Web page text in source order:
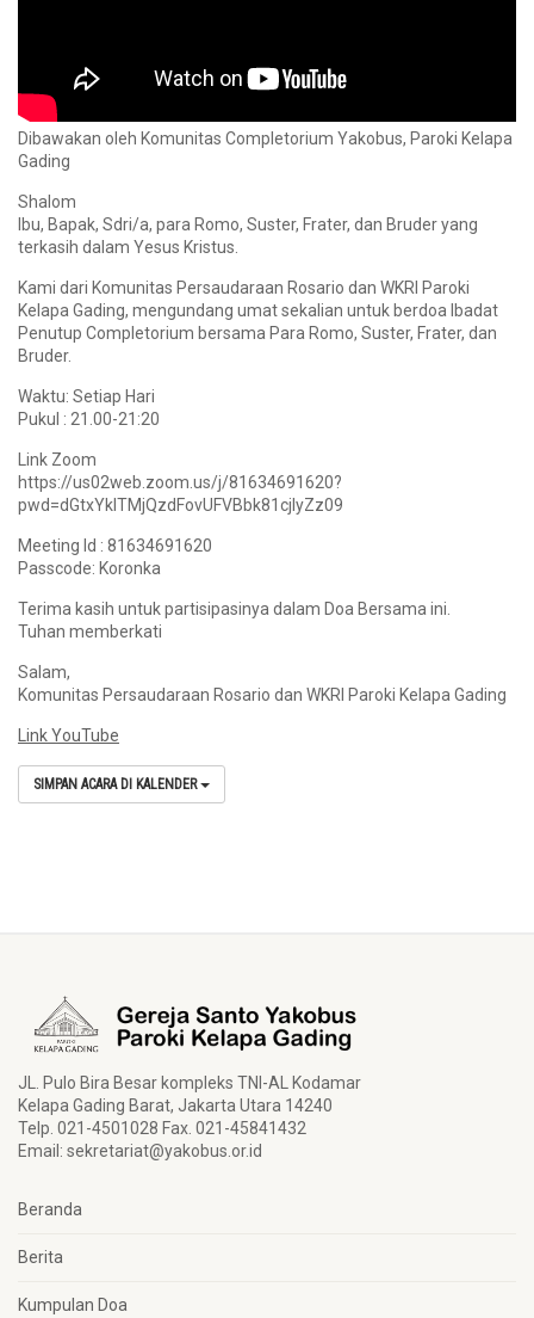
Dibawakan oleh Komunitas Completorium Yakobus, Paroki Kelapa
Gading
Shalom
Ibu, Bapak, Sdri/a, para Romo, Suster, Frater, dan Bruder yang
terkasih dalam Yesus Kristus.
Kami dari Komunitas Persaudaraan Rosario dan WKRI Paroki
Kelapa Gading, mengundang umat sekalian untuk berdoa Ibadat
Penutup Completorium bersama Para Romo, Suster, Frater, dan
Bruder.
Waktu: Setiap Hari
Pukul : 21.00-21:20
Link Zoom
https://us02web.zoom.us/j/81634691620?
pwd=dGtxYklTMjQzdFovUFVBbk81cjlyZz09
Meeting Id : 81634691620
Passcode: Koronka
Terima kasih untuk partisipasinya dalam Doa Bersama ini.
Tuhan memberkati
Salam,
Komunitas Persaudaraan Rosario dan WKRI Paroki Kelapa Gading
Link YouTube
SIMPAN ACARA DI KALENDER
JL. Pulo Bira Besar kompleks TNI-AL Kodamar
Kelapa Gading Barat, Jakarta Utara 14240
Telp. 021-4501028 Fax. 021-45841432
Email: sekretariat@yakobus.or.id
Beranda
Berita
Kumpulan Doa